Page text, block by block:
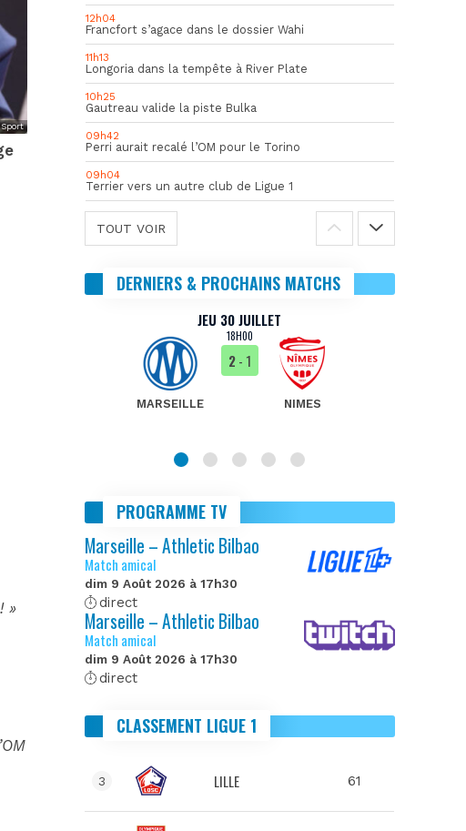
»
12h04
Francfort s’agace dans le dossier Wahi
11h13
Longoria dans la tempête à River Plate
10h25
Gautreau valide la piste Bulka
09h42
Perri aurait recalé l’OM pour le Torino
09h04
Terrier vers un autre club de Ligue 1
TOUT VOIR
DERNIERS & PROCHAINS MATCHS
JEU 30 JUILLET
18H00
MARSEILLE
2- 1
NIMES
PROGRAMME TV
Marseille – Athletic Bilbao
Match amical
dim 9 Août 2026 à 17h30
direct
Marseille – Athletic Bilbao
Match amical
dim 9 Août 2026 à 17h30
direct
CLASSEMENT LIGUE 1
3 LILLE 61